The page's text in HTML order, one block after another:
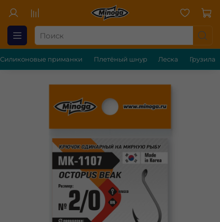
Силиконовые приманки Плетёный шнур Леска Грузила